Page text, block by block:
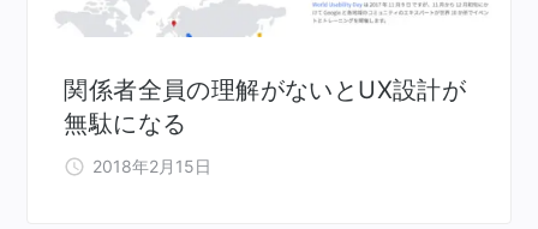
関係者全員の理解がないとUX設計が
無駄になる
2018年2月15日